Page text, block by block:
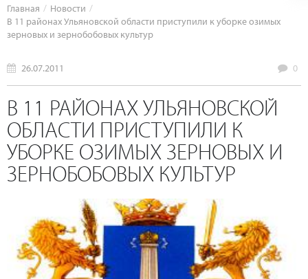
Главная
Новости
В 11 районах Ульяновской области приступили к уборке озимых
зерновых и зернобобовых культур
26.07.2011 0
В 11 РАЙОНАХ УЛЬЯНОВСКОЙ
ОБЛАСТИ ПРИСТУПИЛИ К
УБОРКЕ ОЗИМЫХ ЗЕРНОВЫХ И
ЗЕРНОБОБОВЫХ КУЛЬТУР